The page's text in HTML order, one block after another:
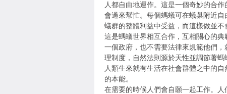
人都自由地運作。這是一個奇妙的合
會過來幫忙。每個螞蟻可在蟻巢附近
蟻群的整體利益中受益，而這樣做並不
這是螞蟻世界相互合作，互相關心的
一個政府，也不需要法律來規範他們
理制度，自然法則源於天性並調節著螞
人類生來就有生活在社會群體之中的
的本能。
在需要的時候人們會自願一起工作。